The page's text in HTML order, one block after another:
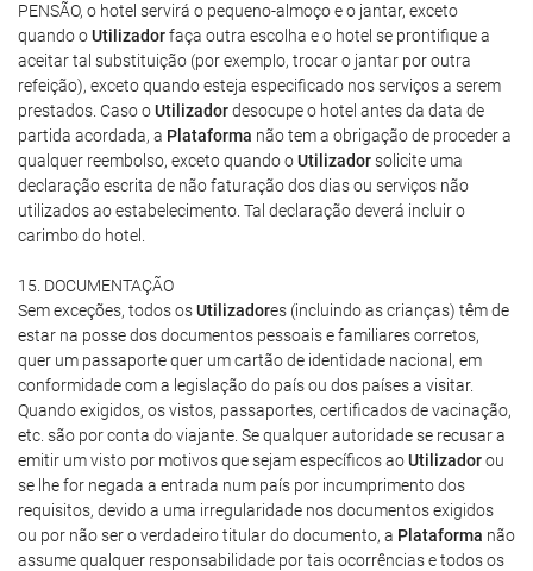
PENSÃO, o hotel servirá o pequeno-almoço e o jantar, exceto
quando oUtilizadorfaça outra escolha e o hotel se prontifique a
aceitar tal substituição (por exemplo, trocar o jantar por outra
refeição), exceto quando esteja especificado nos serviços a serem
prestados. Caso oUtilizadordesocupe o hotel antes da data de
partida acordada, a Plataforma não tem a obrigação de proceder a
qualquer reembolso, exceto quando oUtilizadorsolicite uma
declaração escrita de não faturação dos dias ou serviços não
utilizados ao estabelecimento. Tal declaração deverá incluir o
carimbo do hotel.
15. DOCUMENTAÇÃO
Sem exceções, todos osUtilizadores (incluindo as crianças) têm de
estar na posse dos documentos pessoais e familiares corretos,
quer um passaporte quer um cartão de identidade nacional, em
conformidade com a legislação do país ou dos países a visitar.
Quando exigidos, os vistos, passaportes, certificados de vacinação,
etc. são por conta do viajante. Se qualquer autoridade se recusar a
emitir um visto por motivos que sejam específicos aoUtilizadorou
se lhe for negada a entrada num país por incumprimento dos
requisitos, devido a uma irregularidade nos documentos exigidos
ou por não ser o verdadeiro titular do documento, a Plataforma não
assume qualquer responsabilidade por tais ocorrências e todos os